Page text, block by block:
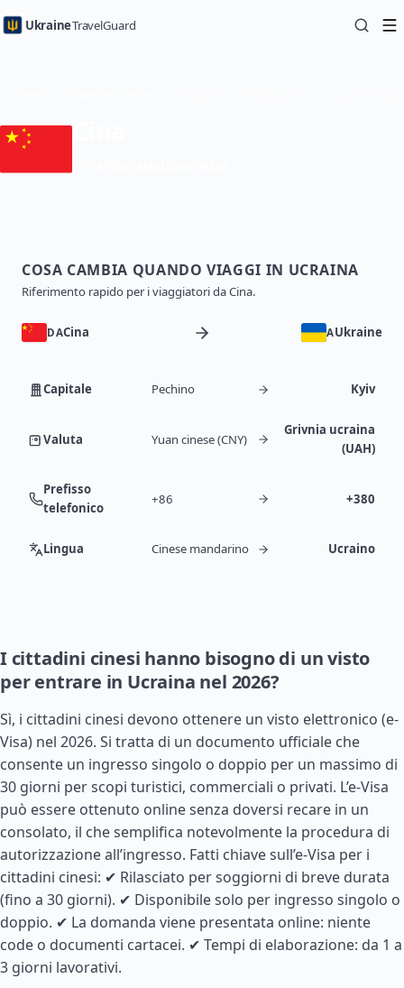
UkraineTravelGuard
COSA CAMBIA QUANDO VIAGGI IN UCRAINA
Riferimento rapido per i viaggiatori da Cina.
DACina AUkraine
Capitale Pechino Kyiv
Valuta Yuan cinese (CNY)
Grivnia ucraina
(UAH)
Prefisso
telefonico
+86 +380
Lingua Cinese mandarino Ucraino
I cittadini cinesi hanno bisogno di un visto
per entrare in Ucraina nel 2026?
Sì, i cittadini cinesi devono ottenere un visto elettronico (e-
Visa) nel 2026. Si tratta di un documento ufficiale che
consente un ingresso singolo o doppio per un massimo di
30 giorni per scopi turistici, commerciali o privati. L’e-Visa
può essere ottenuto online senza doversi recare in un
consolato, il che semplifica notevolmente la procedura di
autorizzazione all’ingresso. Fatti chiave sull’e-Visa per i
cittadini cinesi: ✔ Rilasciato per soggiorni di breve durata
(fino a 30 giorni). ✔ Disponibile solo per ingresso singolo o
doppio. ✔ La domanda viene presentata online: niente
code o documenti cartacei. ✔ Tempi di elaborazione: da 1 a
3 giorni lavorativi.